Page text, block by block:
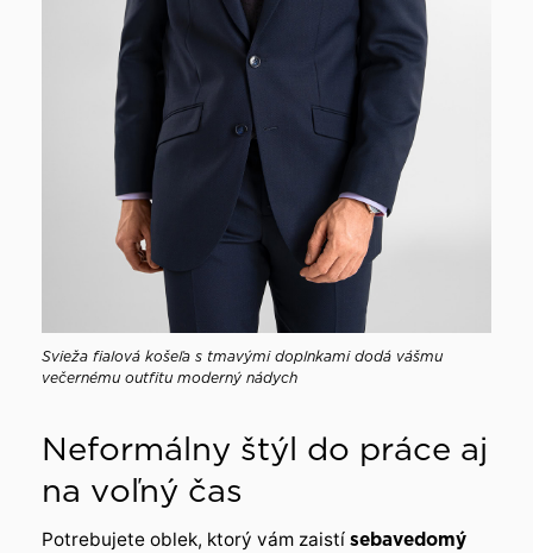
Svieža fialová košeľa s tmavými doplnkami dodá vášmu
večernému outfitu moderný nádych
Neformálny štýl do práce aj
na voľný čas
Potrebujete oblek, ktorý vám zaistí sebavedomý